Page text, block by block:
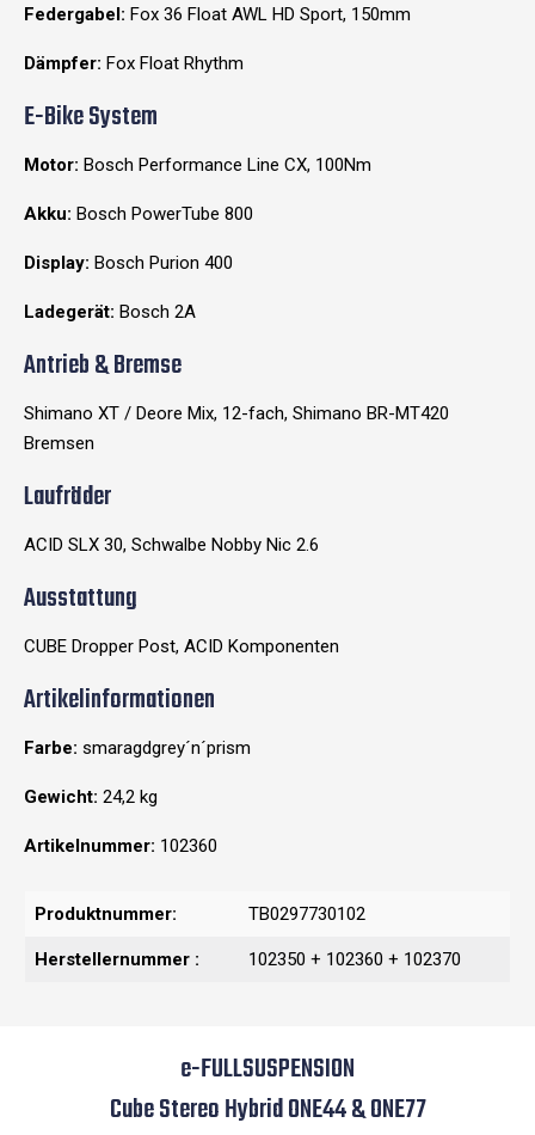
Federgabel: Fox 36 Float AWL HD Sport, 150mm
Dämpfer: Fox Float Rhythm
E-Bike System
Motor: Bosch Performance Line CX, 100Nm
Akku: Bosch PowerTube 800
Display: Bosch Purion 400
Ladegerät: Bosch 2A
Antrieb & Bremse
Shimano XT / Deore Mix, 12-fach, Shimano BR-MT420
Bremsen
Laufräder
ACID SLX 30, Schwalbe Nobby Nic 2.6
Ausstattung
CUBE Dropper Post, ACID Komponenten
Artikelinformationen
Farbe: smaragdgrey´n´prism
Gewicht: 24,2 kg
Artikelnummer: 102360
Produktnummer: TB0297730102
Herstellernummer : 102350 + 102360 + 102370
e-FULLSUSPENSION
Cube Stereo Hybrid ONE44 & ONE77